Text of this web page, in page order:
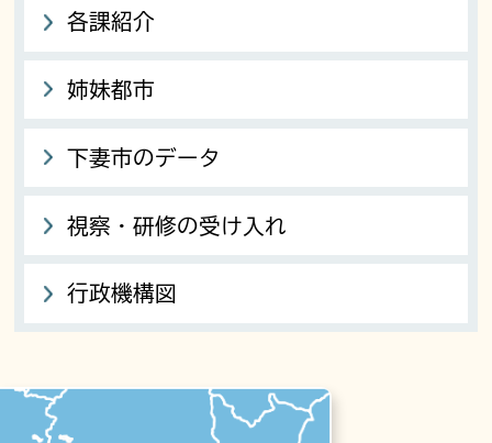
各課紹介
姉妹都市
下妻市のデータ
視察・研修の受け入れ
行政機構図